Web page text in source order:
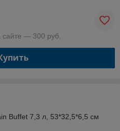
— 300 руб.
Buffet 7,3 л, 53*32,5*6,5 см